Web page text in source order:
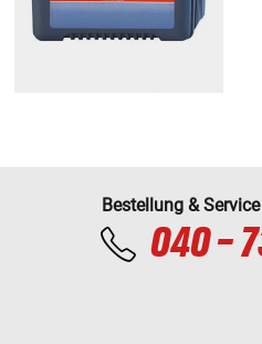
Bestellung &
040 -